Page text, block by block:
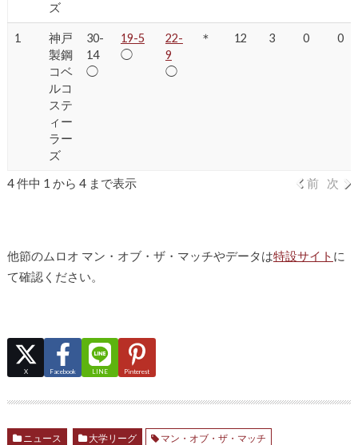
ズ
1
神戸
製鋼
コベ
ルコ
ステ
ィー
ラー
ズ
30-
14
◯
19-5
◯
22-
9
◯
＊ 12 3 0 0
4 件中 1 から 4 まで表示 前 次
他節のムロオ マン・オブ・ザ・マッチやデータは特設サイト に
て確認ください。
X Facebook LINE Pinterest
ニュース 大学リーグ マン・オブ・ザ・マッチ